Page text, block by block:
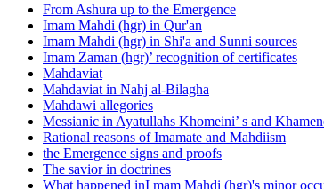
From Ashura up to the Emergence
Imam Mahdi (hgr) in Qur'an
Imam Mahdi (hgr) in Shi'a and Sunni sources
Imam Zaman (hgr)’ recognition of certificates
Mahdaviat
Mahdaviat in Nahj al-Bilagha
Mahdawi allegories
Messianic in Ayatullahs Khomeini’ s and
Rational reasons of Imamate and Mahdiism
the Emergence signs and proofs
The savior in doctrines
What happened inI mam Mahdi (hgr)'s minor